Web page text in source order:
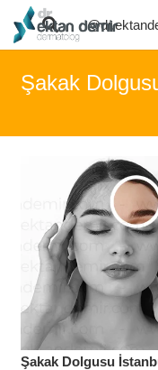
Şakak
Şakak Dolgusu